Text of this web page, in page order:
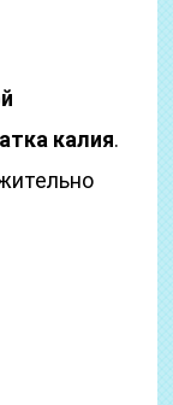
калия.